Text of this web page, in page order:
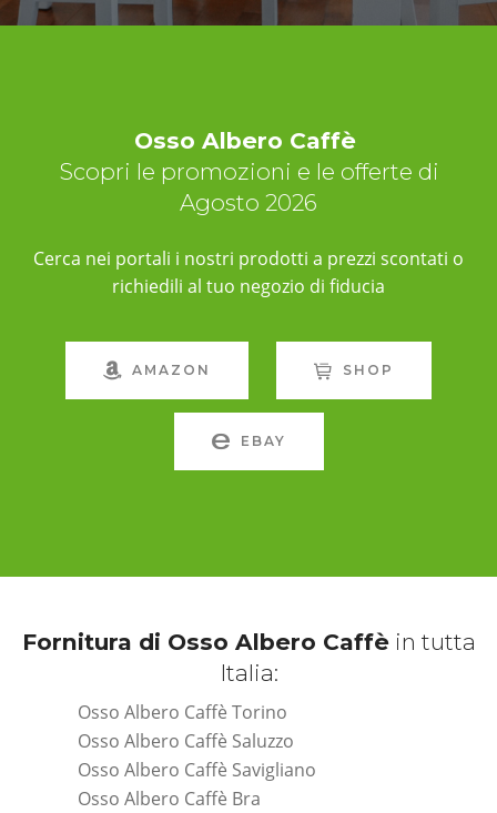
Osso Albero Caffè
Scopri le promozioni e le offerte di
Agosto 2026
Cerca nei portali i nostri prodotti a prezzi scontati o
richiedili al tuo negozio di fiducia
AMAZON SHOP
EBAY
Fornitura di Osso Albero Caffèin tutta
Italia:
Osso Albero Caffè Torino
Osso Albero Caffè Saluzzo
Osso Albero Caffè Savigliano
Osso Albero Caffè Bra